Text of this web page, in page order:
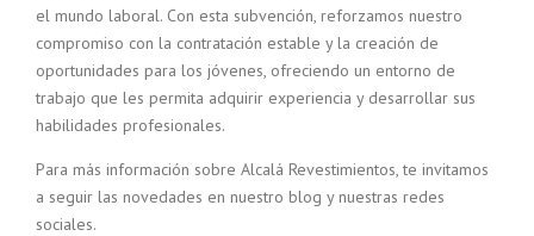
el mundo laboral. Con esta subvención, reforzamos nuestro
compromiso con la contratación estable y la creación de
oportunidades para los jóvenes, ofreciendo un entorno de
trabajo que les permita adquirir experiencia y desarrollar sus
habilidades profesionales.
Para más información sobre Alcalá Revestimientos, te invitamos
a seguir las novedades en nuestro blog y nuestras redes
sociales.